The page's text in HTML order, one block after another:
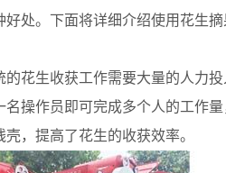
处。下面将详细介绍使用花生摘
生收获工作需要大量的人力投
操作员即可完成多个人的工作
，提高了花生的收获效率。